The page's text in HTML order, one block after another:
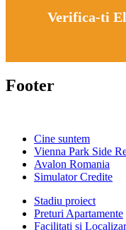
Verifica-ti
Footer
Cine suntem
Vienna Park Side
Avalon Romania
Simulator Credite
Stadiu proiect
Preturi Apartamente
Facilitati si